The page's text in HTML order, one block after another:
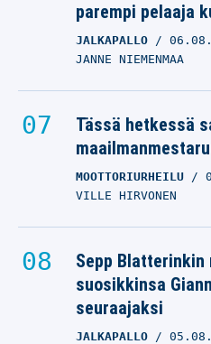
parempi pelaaja
JALKAPALLO
JANNE NIEMENMAA
Tässä hetkessä
MOOTTORIURHEILU
VILLE HIRVONEN
Sepp
suosikkinsa
seuraajaksi
JALKAPALLO